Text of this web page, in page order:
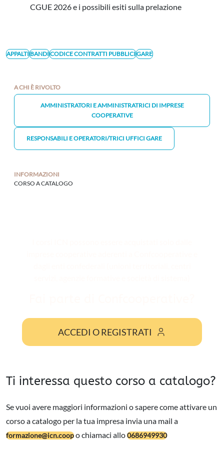
CGUE 2026 e i possibili esiti sulla prelazione
APPALTIBANDICODICE CONTRATTI PUBBLICIGARE
A CHI È RIVOLTO
AMMINISTRATORI E AMMINISTRATRICI DI IMPRESE
COOPERATIVE
RESPONSABILI E OPERATORI/TRICI UFFICI GARE
INFORMAZIONI
CORSO A CATALOGO
ACCEDI O REGISTRATI
Ti interessa questo corso a catalogo?
Se vuoi avere maggiori informazioni o sapere come attivare un
corso a catalogo per la tua impresa invia una mail a
formazione@icn.coopo chiamaci allo0686949930